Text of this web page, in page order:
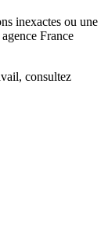
inexactes ou une
France
, consultez